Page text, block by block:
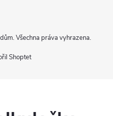
Shoptet
. Všechna práva vyhrazena.